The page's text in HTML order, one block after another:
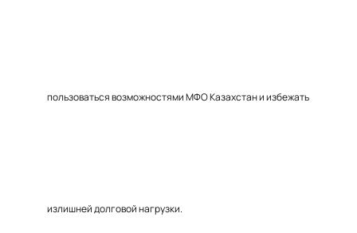
пользоваться возможностями МФО Казахстан и избежать
излишней долговой нагрузки.